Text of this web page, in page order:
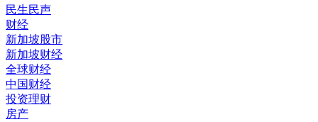
民生民声
财经
新加坡股市
新加坡财经
全球财经
中国财经
投资理财
房产